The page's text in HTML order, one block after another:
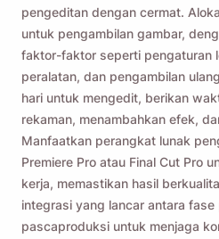
pengeditan dengan cermat.
untuk pengambilan gambar,
faktor-faktor seperti pengaturan
peralatan, dan pengambilan
hari untuk mengedit, berikan
rekaman, menambahkan efek,
Manfaatkan perangkat lunak
Premiere Pro atau Final Cut Pro
kerja, memastikan hasil
integrasi yang lancar antara
pascaproduksi untuk menjaga